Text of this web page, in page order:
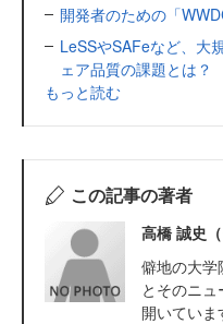
開発者のための「
LeSSやSAFeなど、大
ェア品質の課題とは？
もっと読む
この記事の著者
高橋 誠史
僻地の大学
とそのニュ
開いていま